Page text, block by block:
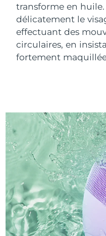
transforme en
délicatement le
effectuant des
circulaires, en
fortement